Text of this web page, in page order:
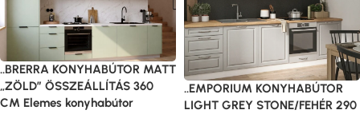
..BRERRA KONYHABÚTOR MATT
„ZÖLD” ÖSSZEÁLLÍTÁS 360
CM Elemes konyhabútor
..EMPORIUM KONYHABÚTOR
LIGHT GREY STONE/FEHÉR 290